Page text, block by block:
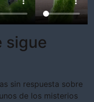
sigue
sin respuesta sobre
de los misterios